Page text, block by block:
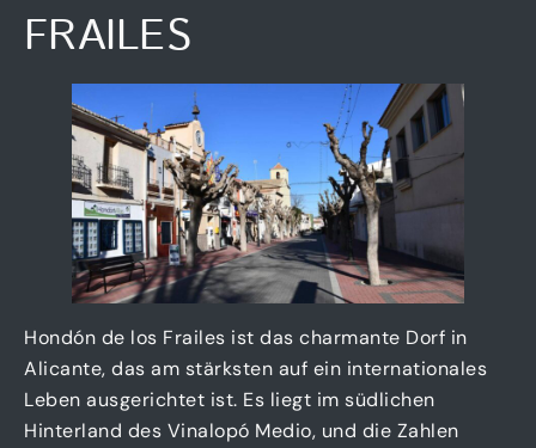
FRAILES
Hondón de los Frailes ist das charmante Dorf in
Alicante, das am stärksten auf ein internationales
Leben ausgerichtet ist. Es liegt im südlichen
Hinterland des Vinalopó Medio, und die Zahlen